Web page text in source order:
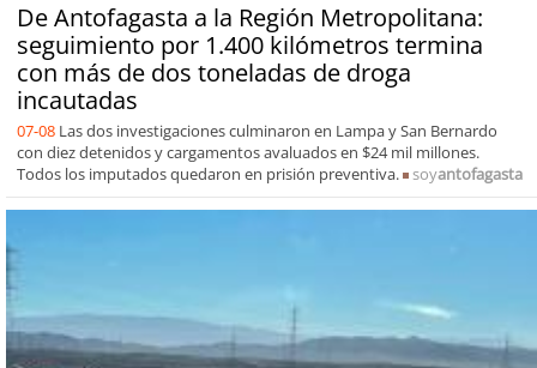
De Antofagasta a la Región Metropolitana:
seguimiento por 1.400 kilómetros termina
con más de dos toneladas de droga
incautadas
07-08 Las dos investigaciones culminaron en Lampa y San Bernardo
con diez detenidos y cargamentos avaluados en $24 mil millones.
Todos los imputados quedaron en prisión preventiva.
soyantofagasta